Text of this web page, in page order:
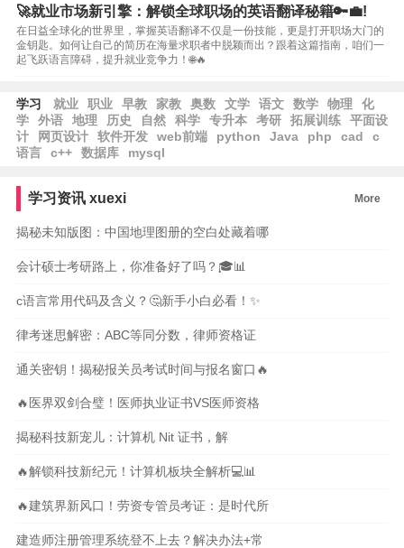
🚀就业市场新引擎：解锁全球职场的英语翻译秘籍🔑💼!
在日益全球化的世界里，掌握英语翻译不仅是一份技能，更是打开职场大门的
金钥匙。如何让自己的简历在海量求职者中脱颖而出？跟着这篇指南，咱们一
起飞跃语言障碍，提升就业竞争力！🌐🔥
学习 就业 职业 早教 家教 奥数 文学 语文 数学 物理
化
学
外语 地理 历史 自然 科学 专升本 考研 拓展训练
平面设
计
网页设计 软件开发 web前端 python Java php cad
c
语言
c++ 数据库 mysql
学习资讯 xuexi More
揭秘未知版图：中国地理图册的空白处藏着哪
会计硕士考研路上，你准备好了吗？🎓📊
c语言常用代码及含义？🤔新手小白必看！✨
律考迷思解密：ABC等同分数，律师资格证
通关密钥！揭秘报关员考试时间与报名窗口🔥
🔥医界双剑合璧！医师执业证书VS医师资格
揭秘科技新宠儿：计算机 Nit 证书，解
🔥解锁科技新纪元！计算机板块全解析💻📊
🔥建筑界新风口！劳资专管员考证：是时代所
建造师注册管理系统登不上去？解决办法+常